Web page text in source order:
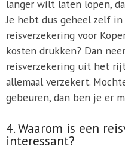
langer wilt laten lopen,
Je hebt dus geheel zelf
reisverzekering voor
kosten drukken? Dan
reisverzekering uit het
allemaal verzekert.
gebeuren, dan ben je er
4. Waarom is een
interessant?